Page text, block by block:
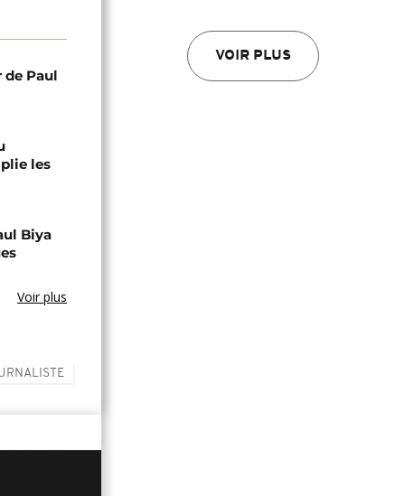
VOIR PLUS
Paul
les
Biya
Voir plus